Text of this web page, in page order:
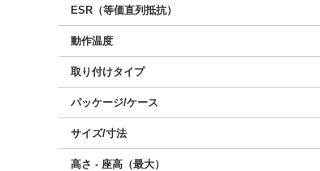
ESR（等価直列抵抗）
動作温度
取り付けタイプ
パッケージ/ケース
サイズ/寸法
高さ - 座高（最大）